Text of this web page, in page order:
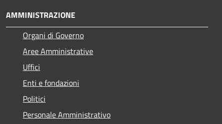
AMMINISTRAZIONE
Organi di Governo
Aree Amministrative
Uffici
Enti e fondazioni
Politici
Personale Amministrativo